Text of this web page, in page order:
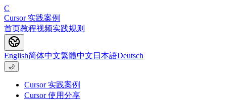
C
Cursor 实践案例
首页教程视频实践规则
English简体中文繁體中文 日本語Deutsch
🌙
Cursor 实践案例
Cursor 使用分享